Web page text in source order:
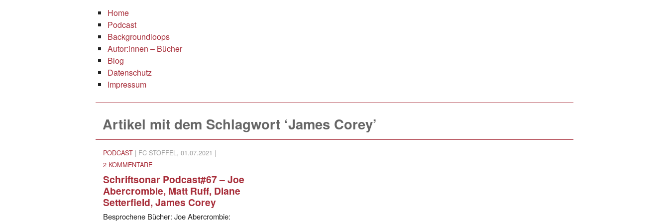
Home
Podcast
Backgroundloops
Autor:innen – Bücher
Blog
Datenschutz
Impressum
Artikel mit dem Schlagwort ‘James Corey’
PODCAST| FC STOFFEL, 01.07.2021 |
2 KOMMENTARE
Schriftsonar Podcast#67 – Joe
Abercrombie, Matt Ruff, Diane
Setterfield, James Corey
Besprochene Bücher: Joe Abercrombie: